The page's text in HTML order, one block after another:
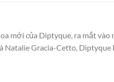
mới của Diptyque, ra mắt
Natalie Gracia-Cetto,